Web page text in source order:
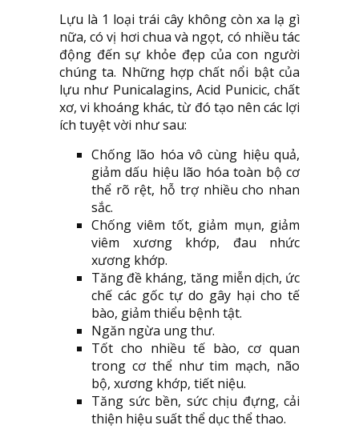
Lựu là 1 loại trái cây không còn xa lạ gì
nữa, có vị hơi chua và ngọt, có nhiều tác
động đến sự khỏe đẹp của con người
chúng ta. Những hợp chất nổi bật của
lựu như Punicalagins, Acid Punicic, chất
xơ, vi khoáng khác, từ đó tạo nên các lợi
ích tuyệt vời như sau:
Chống lão hóa vô cùng hiệu quả,
giảm dấu hiệu lão hóa toàn bộ cơ
thể rõ rệt, hỗ trợ nhiều cho nhan
sắc.
Chống viêm tốt, giảm mụn, giảm
viêm xương khớp, đau nhức
xương khớp.
Tăng đề kháng, tăng miễn dịch, ức
chế các gốc tự do gây hại cho tế
bào, giảm thiểu bệnh tật.
Ngăn ngừa ung thư.
Tốt cho nhiều tế bào, cơ quan
trong cơ thể như tim mạch, não
bộ, xương khớp, tiết niệu.
Tăng sức bền, sức chịu đựng, cải
thiện hiệu suất thể dục thể thao.